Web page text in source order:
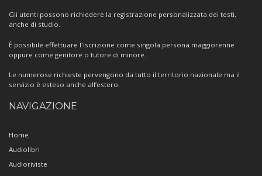
Gli utenti possono richiedere la registrazione personalizzata dei testi,
anche di studio.
È possibile effettuare l'iscrizione come singola persona maggiorenne
oppure come genitore o tutore di minore.
Le numerose richieste pervengono da tutto il territorio nazionale ma il
servizio è esteso anche all’estero.
NAVIGAZIONE
Home
Audiolibri
Audioriviste